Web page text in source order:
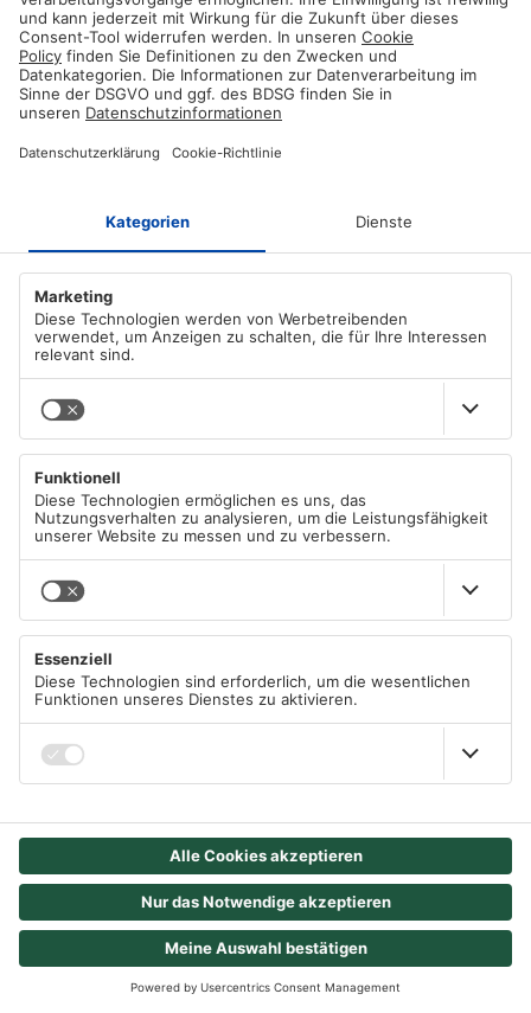
Widerstand gekoppelt?
mfg
Frank C aus D
Tobias
Leider ist eine Anbindung eines e-Paper
-wesentlich komplexer statt einfacher , da hier
u.a . Fonts seitens den uC geladen werden
Da der ESP 32 ist für diese Projektaufgabe
einen der Aufgabe angepassteren uC.
dein Display hat einen I2C Bus Anschluss. Du
delivery.de/blogs/azdelivery-blog-fur-arduino-
und-raspberry-pi/i2c-scanner-mit-lc-display?
ls=de
Viele Grüße